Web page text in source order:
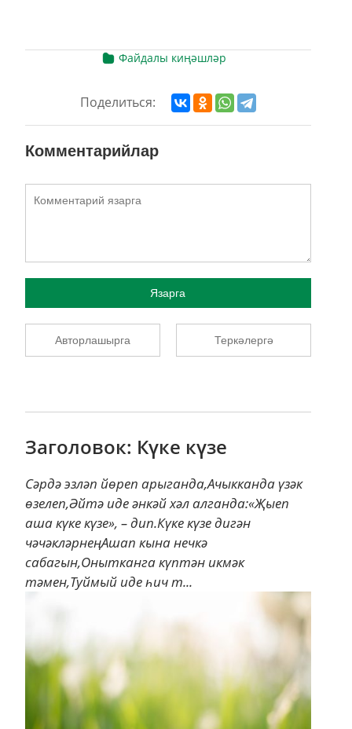
Файдалы киңәшләр
Поделиться:
Комментарийлар
Язарга
Авторлашырга Теркәлергә
Заголовок: Күке күзе
Сәрдә эзләп йөреп арыганда,Ачыкканда үзәк
өзелеп,Әйтә иде әнкәй хәл алганда:«Җыеп
аша күке күзе», – дип.Күке күзе дигән
чәчәкләрнеңАшап кына нечкә
сабагын,Онытканга күптән икмәк
тәмен,Туймый иде һич т...